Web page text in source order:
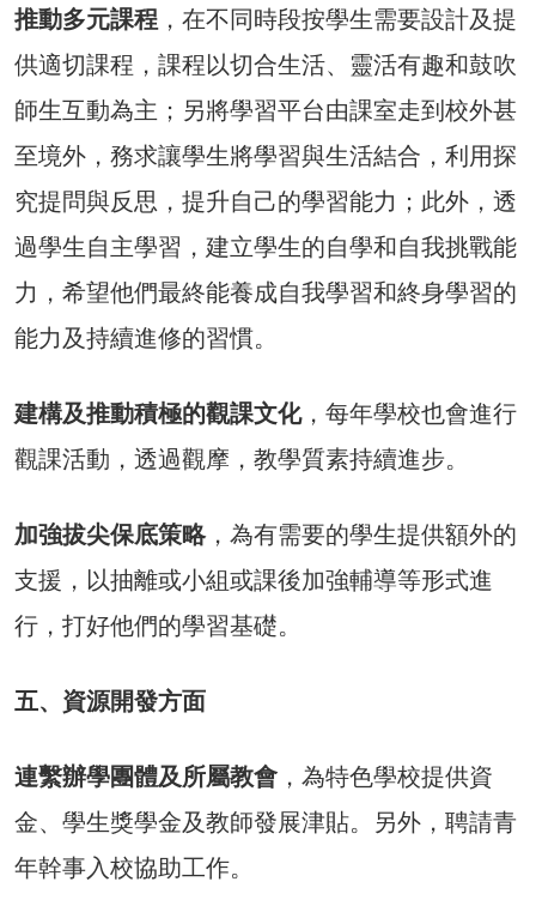
推動多元課程，在不同時段按學生需要設計及提
供適切課程，課程以切合生活、靈活有趣和鼓吹
師生互動為主；另將學習平台由課室走到校外甚
至境外，務求讓學生將學習與生活結合，利用探
究提問與反思，提升自己的學習能力；此外，透
過學生自主學習，建立學生的自學和自我挑戰能
力，希望他們最終能養成自我學習和終身學習的
能力及持續進修的習慣。
建構及推動積極的觀課文化，每年學校也會進行
觀課活動，透過觀摩，教學質素持續進步。
加強拔尖保底策略，為有需要的學生提供額外的
支援，以抽離或小組或課後加強輔導等形式進
行，打好他們的學習基礎。
五、資源開發方面
連繫辦學團體及所屬教會 ，為特色學校提供資
金、學生獎學金及教師發展津貼。另外，聘請青
年幹事入校協助工作。